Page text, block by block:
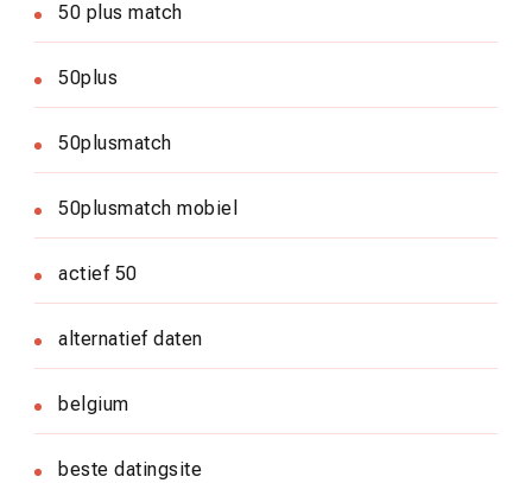
50 plus match
50plus
50plusmatch
50plusmatch mobiel
actief 50
alternatief daten
belgium
beste datingsite